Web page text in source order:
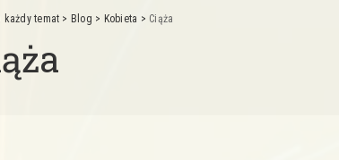
każdy temat > Blog > Kobieta > Ciąża